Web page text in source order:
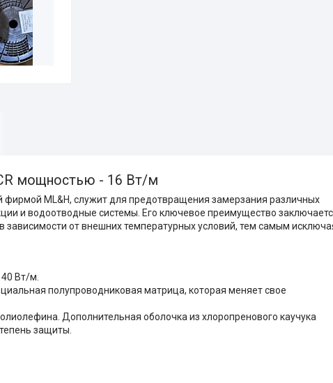
мощностью - 16 Вт/м
ML&H, служит для предотвращения замерзания различных
и водоотводные системы. Его ключевое преимущество
от внешних температурных условий, тем самым
40 Вт/м.
полупроводниковая матрица, которая меняет свое
Дополнительная оболочка из хлоропренового каучука
защиты.